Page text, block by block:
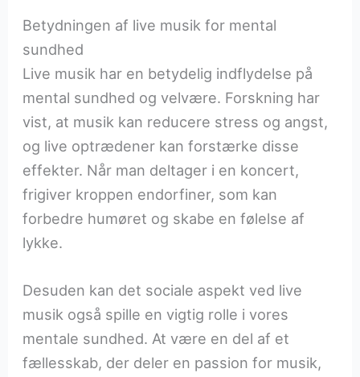
Betydningen af live musik for mental
sundhed
Live musik har en betydelig indflydelse på
mental sundhed og velvære. Forskning har
vist, at musik kan reducere stress og angst,
og live optrædener kan forstærke disse
effekter. Når man deltager i en koncert,
frigiver kroppen endorfiner, som kan
forbedre humøret og skabe en følelse af
lykke.
Desuden kan det sociale aspekt ved live
musik også spille en vigtig rolle i vores
mentale sundhed. At være en del af et
fællesskab, der deler en passion for musik,